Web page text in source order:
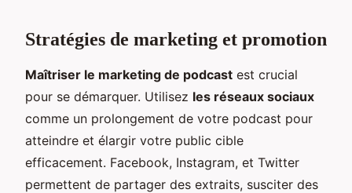
Stratégies de marketing et promotion
Maîtriser le marketing de podcast est crucial
pour se démarquer. Utilisez les réseaux sociaux
comme un prolongement de votre podcast pour
atteindre et élargir votre public cible
efficacement. Facebook, Instagram, et Twitter
permettent de partager des extraits, susciter des